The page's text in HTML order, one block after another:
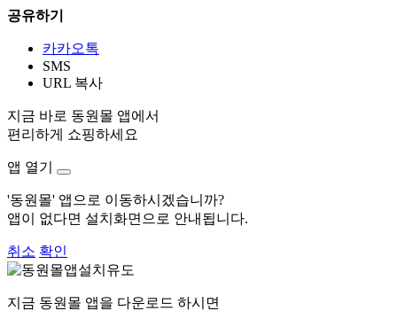
공유하기
카카오톡
SMS
URL 복사
지금 바로 동원몰 앱에서
편리하게 쇼핑하세요
앱 열기
'동원몰' 앱으로 이동하시겠습니까?
앱이 없다면 설치화면으로 안내됩니다.
취소 확인
지금 동원몰 앱을 다운로드 하시면